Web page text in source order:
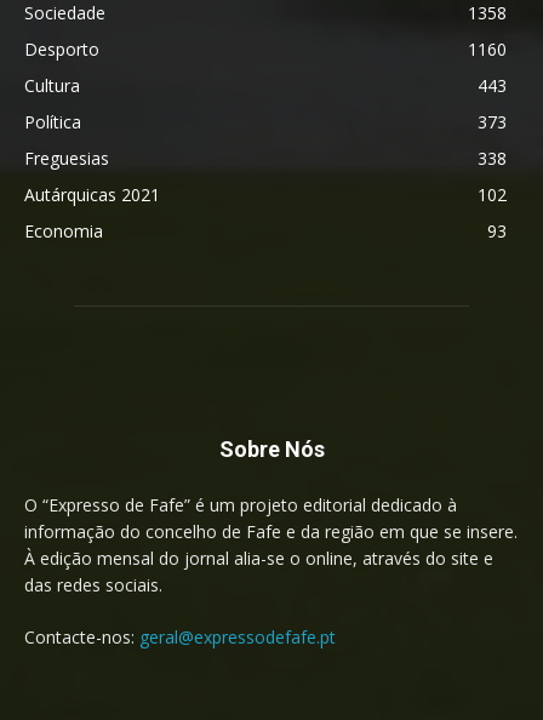
Sociedade
1358
Desporto
1160
Cultura
443
Política
373
Freguesias
338
Autárquicas 2021
102
Economia
93
Sobre Nós
O “Expresso de Fafe” é um projeto editorial dedicado à
informação do concelho de Fafe e da região em que se insere.
À edição mensal do jornal alia-se o online, através do site e
das redes sociais.
Contacte-nos: geral@expressodefafe.pt